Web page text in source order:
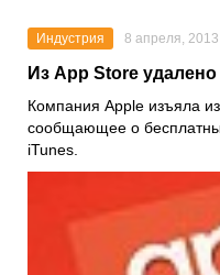
Индустрия 8 апреля, 2013
Из App Store
Компания Apple изъяла
сообщающее о
iTunes.